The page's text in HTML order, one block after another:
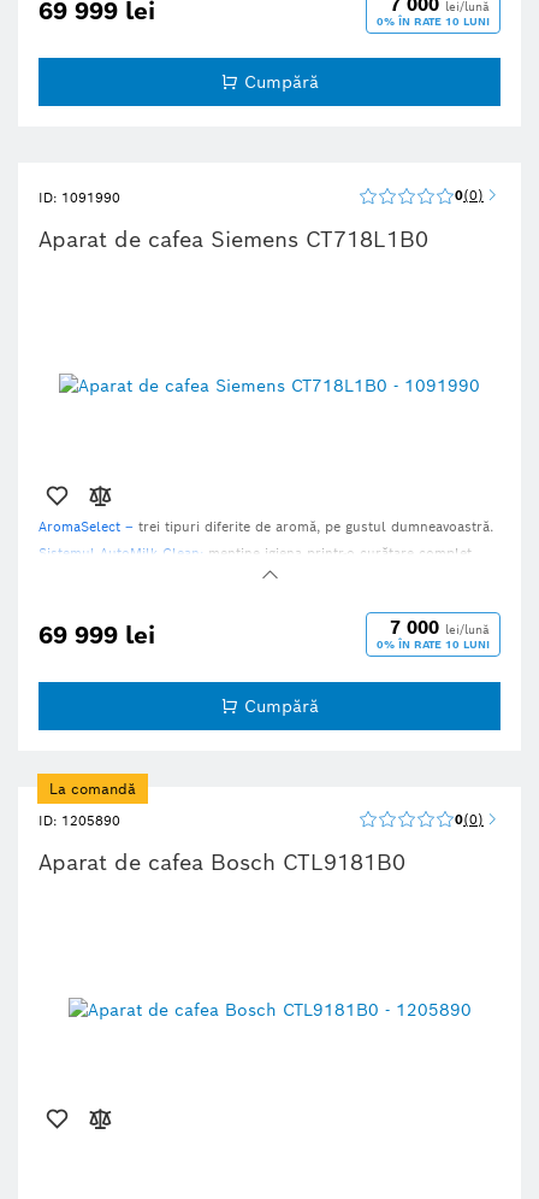
apăsare de buton.
69 999 lei lei/lună
0% ÎN RATE 10 LUNI
Cumpără
ID: 1091990 0 0
Aparat de cafea Siemens CT718L1B0
AromaSelect – trei tipuri diferite de aromă, pe gustul dumneavoastră.
Sistemul AutoMilk Clean: menține igiena printr-o curățare complet
Râșniță ceramică CeramDrive, rezistentă la uzură.
69 999 lei 7 000 lei/lună
0% ÎN RATE 10 LUNI
Cumpără
La comandă
ID: 1205890 0 0
Aparat de cafea Bosch CTL9181B0